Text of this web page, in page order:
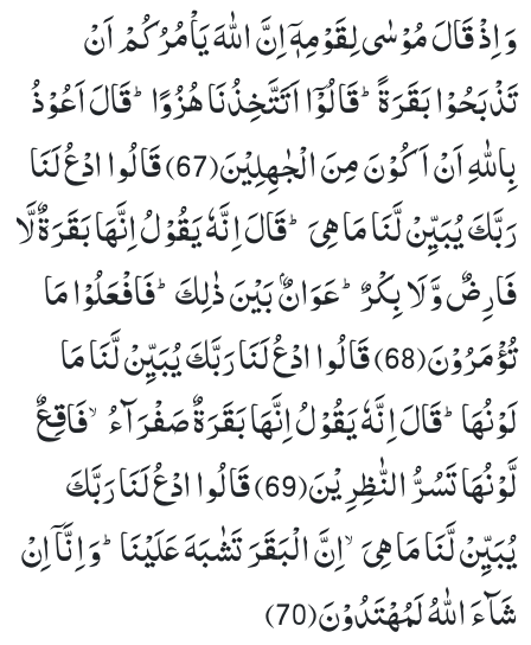
وَ اِذْ قَالَ مُوْسٰى لِقَوْمِهٖۤ اِنَّ اللّٰهَ یَاْمُرُكُمْ اَنْ
تَذْبَحُوْا بَقَرَةًؕ-قَالُوْۤا اَتَتَّخِذُنَا هُزُوًاؕ-قَالَ اَعُوْذُ
بِاللّٰهِ اَنْ اَكُوْنَ مِنَ الْجٰهِلِیْنَ(67) قَالُوا ادْعُ لَنَا
رَبَّكَ یُبَیِّنْ لَّنَا مَا هِیَ ؕ-قَالَ اِنَّهٗ یَقُوْلُ اِنَّهَا بَقَرَةٌ لَّا
فَارِضٌ وَّ لَا بِكْرٌؕ-عَوَانٌۢ بَیْنَ ذٰلِكَؕ-فَافْعَلُوْا مَا
تُؤْمَرُوْنَ(68) قَالُوا ادْعُ لَنَا رَبَّكَ یُبَیِّنْ لَّنَا مَا
لَوْنُهَاؕ-قَالَ اِنَّهٗ یَقُوْلُ اِنَّهَا بَقَرَةٌ صَفْرَآءُۙ-فَاقِعٌ
لَّوْنُهَا تَسُرُّ النّٰظِرِیْنَ(69) قَالُوا ادْعُ لَنَا رَبَّكَ
یُبَیِّنْ لَّنَا مَا هِیَۙ-اِنَّ الْبَقَرَ تَشٰبَهَ عَلَیْنَاؕ-وَ اِنَّاۤ اِنْ
شَآءَ اللّٰهُ لَمُهْتَدُوْنَ(70)